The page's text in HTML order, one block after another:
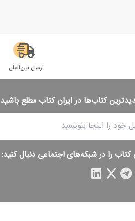
ارسال بین‌الملل
کتاب‌ها در ایران کتاب مطلع باشید
کتاب را در شبکه‌های اجتماعی دنبال کنید: